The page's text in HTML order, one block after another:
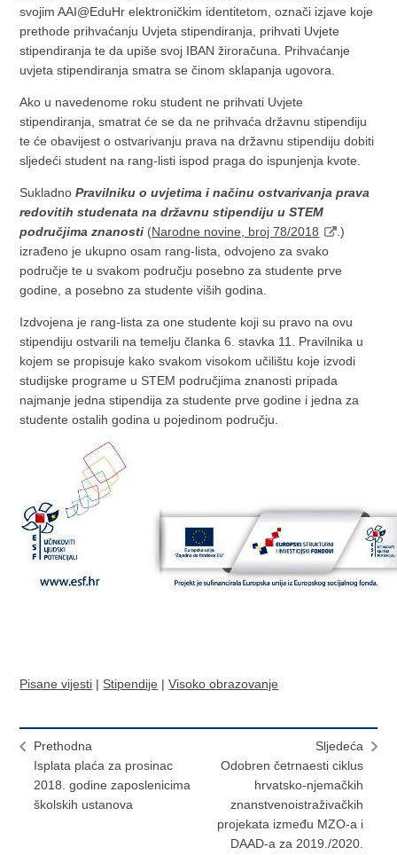
svojim AAI@EduHr elektroničkim identitetom, označi izjave koje
prethode prihvaćanju Uvjeta stipendiranja, prihvati Uvjete
stipendiranja te da upiše svoj IBAN žiroračuna. Prihvaćanje
uvjeta stipendiranja smatra se činom sklapanja ugovora.
Ako u navedenome roku student ne prihvati Uvjete
stipendiranja, smatrat će se da ne prihvaća državnu stipendiju
te će obavijest o ostvarivanju prava na državnu stipendiju dobiti
sljedeći student na rang-listi ispod praga do ispunjenja kvote.
SukladnoPravilniku o uvjetima i načinu ostvarivanja prava
redovitih studenata na državnu stipendiju u STEM
područjima znanosti (Narodne novine, broj 78/2018
.)
izrađeno je ukupno osam rang-lista, odvojeno za svako
područje te u svakom području posebno za studente prve
godine, a posebno za studente viših godina.
Izdvojena je rang-lista za one studente koji su pravo na ovu
stipendiju ostvarili na temelju članka 6. stavka 11. Pravilnika u
kojem se propisuje kako svakom visokom učilištu koje izvodi
studijske programe u STEM područjima znanosti pripada
najmanje jedna stipendija za studente prve godine i jedna za
studente ostalih godina u pojedinom području.
Pisane vijesti | Stipendije |Visoko obrazovanje
Prethodna
Isplata plaća za prosinac
2018. godine zaposlenicima
školskih ustanova
Sljedeća
Odobren četrnaesti ciklus
hrvatsko-njemačkih
znanstvenoistraživačkih
projekata između MZO-a i
DAAD-a za 2019./2020.